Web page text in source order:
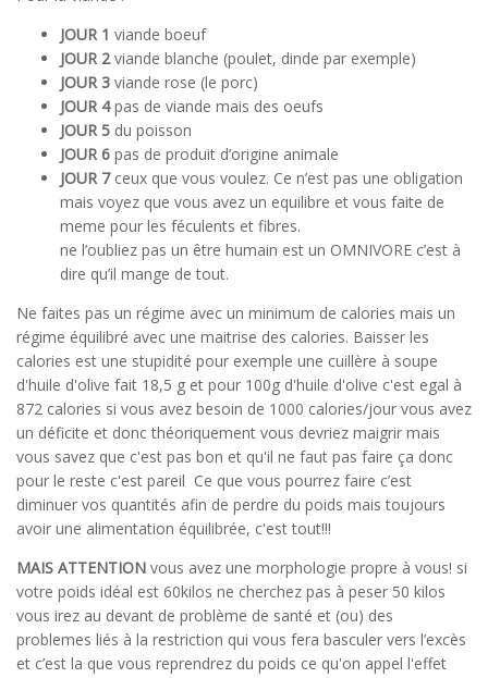
JOUR 1 viande boeuf
JOUR 2viande blanche (poulet, dinde par exemple)
JOUR 3 viande rose (le porc)
JOUR 4pas de viande mais des oeufs
JOUR 5 du poisson
JOUR 6 pas de produit d’origine animale
JOUR 7ceux que vous voulez. Ce n’est pas une obligation
mais voyez que vous avez un equilibre et vous faite de
meme pour les féculents et fibres.
ne l’oubliez pas un être humain est un OMNIVORE c’est à
dire qu’il mange de tout.
Ne faites pas un régime avec un minimum de calories mais un
régime équilibré avec une maitrise des calories. Baisser les
calories est une stupidité pour exemple une cuillère à soupe
d'huile d'olive fait 18,5 g et pour 100g d'huile d'olive c'est egal à
872 calories si vous avez besoin de 1000 calories/jour vous avez
un déficite et donc théoriquement vous devriez maigrir mais
vous savez que c'est pas bon et qu'il ne faut pas faire ça donc
pour le reste c'est pareil Ce que vous pourrez faire c’est
diminuer vos quantités afin de perdre du poids mais toujours
avoir une alimentation équilibrée, c'est tout!!!
MAIS ATTENTION vous avez une morphologie propre à vous! si
votre poids idéal est 60kilos ne cherchez pas à peser 50 kilos
vous irez au devant de problème de santé et (ou) des
problemes liés à la restriction qui vous fera basculer vers l’excès
et c’est la que vous reprendrez du poids ce qu'on appel l'effet